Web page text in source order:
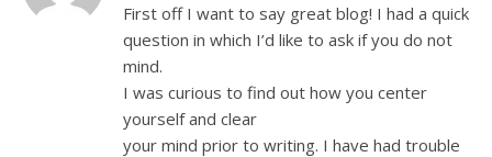
First off I want to say great blog! I had a quick
question in which I’d like to ask if you do not
mind.
I was curious to find out how you center
yourself and clear
your mind prior to writing. I have had trouble